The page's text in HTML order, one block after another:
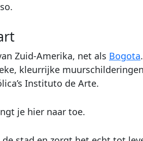
Zuid-Amerika, net als Bogota
kleurrijke
Instituto de Arte.
je hier naar toe.